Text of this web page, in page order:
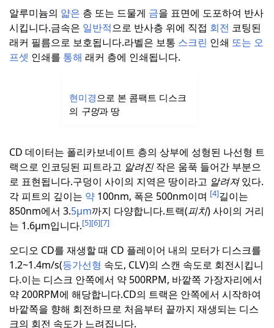
알루미늄의 얇은 층 또는 드물게 금을 표면에 도포하여 반사
시킵니다.금속은 일반적으로 반사층 위에 직접 회전 코팅된
래커 필름으로 보호됩니다.라벨은 보통 스크린 인쇄 또는 오
프셋 인쇄를 통해 래커 층에 인쇄됩니다.
현미경으로 본 콤팩트 디스크
의 구멍과 땅
CD 데이터는 폴리카보네이트 층의 상부에 성형된 나선형 트
랙으로 인코딩된 피트라고 알려진작은 움푹 들어간 부분으
로 표현됩니다.구덩이 사이의 지역은 땅이라고 알려져있다.
각 피트의 깊이는 약 100nm, 폭은 500nm이며 [4]길이는
850nm에서 3.5µm까지 다양합니다.트랙(피치) 사이의 거리
는 1.6µm입니다.[5][6][7]
오디오 CD를 재생할 때 CD 플레이어 내의 모터가 디스크를
1.2~1.4m/s(등가선형 속도, CLV)의 스캔 속도로 회전시킵니
다.이는 디스크 안쪽에서 약 500RPM, 바깥쪽 가장자리에서
약 200RPM에 해당합니다.CD의 트랙은 안쪽에서 시작하여
바깥쪽을 향해 회전하므로 처음부터 끝까지 재생되는 디스
크의 회전 속도가 느려집니다.